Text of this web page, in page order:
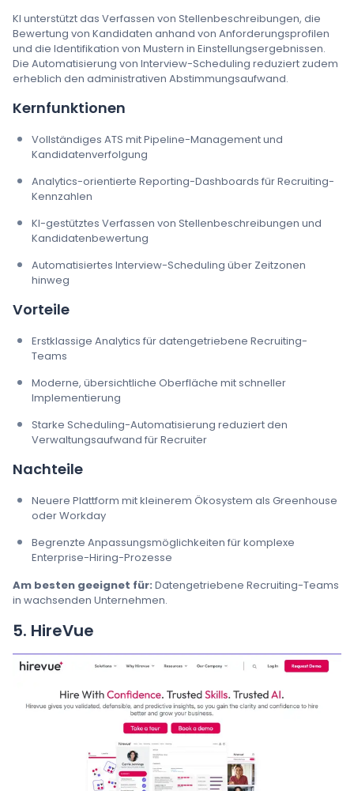
KI unterstützt das Verfassen von Stellenbeschreibungen, die
Bewertung von Kandidaten anhand von Anforderungsprofilen
und die Identifikation von Mustern in Einstellungsergebnissen.
Die Automatisierung von Interview-Scheduling reduziert zudem
erheblich den administrativen Abstimmungsaufwand.
Kernfunktionen
Vollständiges ATS mit Pipeline-Management und
Kandidatenverfolgung
Analytics-orientierte Reporting-Dashboards für Recruiting-
Kennzahlen
KI-gestütztes Verfassen von Stellenbeschreibungen und
Kandidatenbewertung
Automatisiertes Interview-Scheduling über Zeitzonen
hinweg
Vorteile
Erstklassige Analytics für datengetriebene Recruiting-
Teams
Moderne, übersichtliche Oberfläche mit schneller
Implementierung
Starke Scheduling-Automatisierung reduziert den
Verwaltungsaufwand für Recruiter
Nachteile
Neuere Plattform mit kleinerem Ökosystem als Greenhouse
oder Workday
Begrenzte Anpassungsmöglichkeiten für komplexe
Enterprise-Hiring-Prozesse
Am besten geeignet für: Datengetriebene Recruiting-Teams
in wachsenden Unternehmen.
5. HireVue